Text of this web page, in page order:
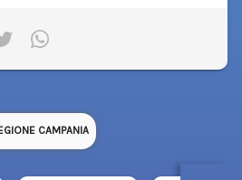
CAMPANIA